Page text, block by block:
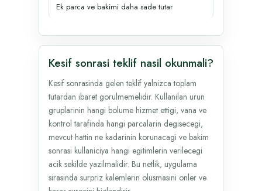
Ek parca ve bakimi daha sade tutar
Kesif sonrasi teklif nasil okunmali?
Kesif sonrasinda gelen teklif yalnizca toplam
tutardan ibaret gorulmemelidir. Kullanilan urun
gruplarinin hangi bolume hizmet ettigi, vana ve
kontrol tarafinda hangi parcalarin degisecegi,
mevcut hattin ne kadarinin korunacagi ve bakim
sonrasi kullaniciya hangi egitimlerin verilecegi
acik sekilde yazilmalidir. Bu netlik, uygulama
sirasinda surpriz kalemlerin olusmasini onler ve